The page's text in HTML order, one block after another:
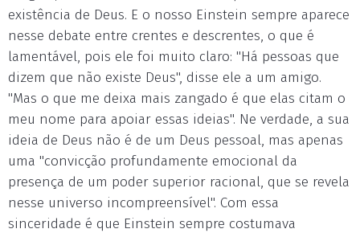
existência de Deus. E o nosso Einstein sempre aparece
nesse debate entre crentes e descrentes, o que é
lamentável, pois ele foi muito claro: "Há pessoas que
dizem que não existe Deus", disse ele a um amigo.
"Mas o que me deixa mais zangado é que elas citam o
meu nome para apoiar essas ideias". Ne verdade, a sua
ideia de Deus não é de um Deus pessoal, mas apenas
uma "convicção profundamente emocional da
presença de um poder superior racional, que se revela
nesse universo incompreensível". Com essa
sinceridade é que Einstein sempre costumava